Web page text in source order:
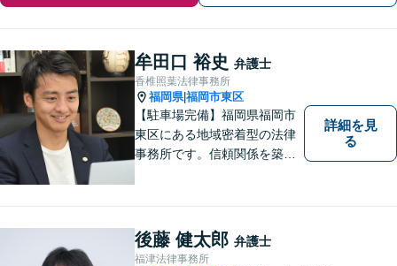
牟田口 裕史 弁護士
香椎照葉法律事務所
福岡県|福岡市東区
【駐車場完備】福岡県福岡市
東区にある地域密着型の法律
事務所です。信頼関係を築
も構いませんので、お困りの
方は気軽にご相談ください。
詳細を見
る
後藤 健太郎 弁護士
福津法律事務所